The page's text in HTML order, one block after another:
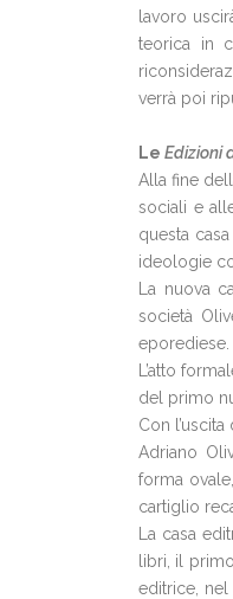
lavoro
teorica in
verrà poi
Le Edizioni
Alla fine
sociali e
questa
ideologie
La nuova
società
eporediese.
L’atto
del primo
Con
Adriano
forma
cartiglio
La casa
libri, il
editrice, nel